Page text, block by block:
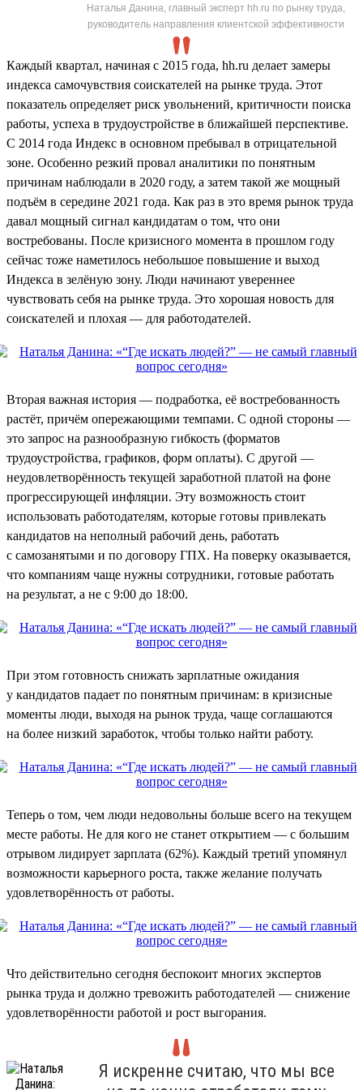
Наталья Данина, главный эксперт hh.ru по рынку труда,
руководитель направления клиентской эффективности
Каждый квартал, начиная с 2015 года, hh.ru делает замеры
индекса самочувствия соискателей на рынке труда. Этот
показатель определяет риск увольнений, критичности поиска
работы, успеха в трудоустройстве в ближайшей перспективе.
С 2014 года Индекс в основном пребывал в отрицательной
зоне. Особенно резкий провал аналитики по понятным
причинам наблюдали в 2020 году, а затем такой же мощный
подъём в середине 2021 года. Как раз в это время рынок труда
давал мощный сигнал кандидатам о том, что они
востребованы. После кризисного момента в прошлом году
сейчас тоже наметилось небольшое повышение и выход
Индекса в зелёную зону. Люди начинают увереннее
чувствовать себя на рынке труда. Это хорошая новость для
соискателей и плохая — для работодателей.
Вторая важная история — подработка, её востребованность
растёт, причём опережающими темпами. С одной стороны —
это запрос на разнообразную гибкость (форматов
трудоустройства, графиков, форм оплаты). С другой —
неудовлетворённость текущей заработной платой на фоне
прогрессирующей инфляции. Эту возможность стоит
использовать работодателям, которые готовы привлекать
кандидатов на неполный рабочий день, работать
с самозанятыми и по договору ГПХ. На поверку оказывается,
что компаниям чаще нужны сотрудники, готовые работать
на результат, а не с 9:00 до 18:00.
При этом готовность снижать зарплатные ожидания
у кандидатов падает по понятным причинам: в кризисные
моменты люди, выходя на рынок труда, чаще соглашаются
на более низкий заработок, чтобы только найти работу.
Теперь о том, чем люди недовольны больше всего на текущем
месте работы. Не для кого не станет открытием — с большим
отрывом лидирует зарплата (62%). Каждый третий упомянул
возможности карьерного роста, также желание получать
удовлетворённость от работы.
Что действительно сегодня беспокоит многих экспертов
рынка труда и должно тревожить работодателей — снижение
удовлетворённости работой и рост выгорания.
Я искренне считаю, что мы все